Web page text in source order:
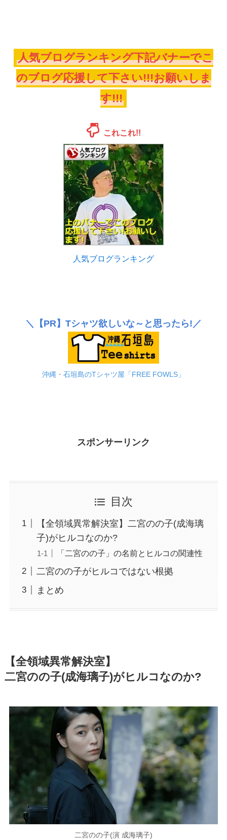
人気ブログランキング下記バナーでこ
のブログ応援して下さい!!!お願いしま
す!!!
これこれ!!
人気ブログランキング
＼ 【PR】 Tシャツ欲しいな～と思ったら!／
沖縄・石垣島のTシャツ屋「FREE FOWLS」
スポンサーリンク
目次
【全領域異常解決室】二宮のの子(成海璃
子)がヒルコなのか?
「二宮のの子」の名前とヒルコの関連性
二宮のの子がヒルコではない根拠
まとめ
【全領域異常解決室】
二宮のの子(成海璃子)がヒルコなのか?
二宮のの子(演 成海璃子)